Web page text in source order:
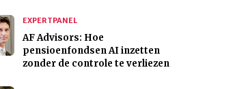
EXPERTPANEL
AF Advisors: Hoe
pensioenfondsen AI inzetten
zonder de controle te verliezen